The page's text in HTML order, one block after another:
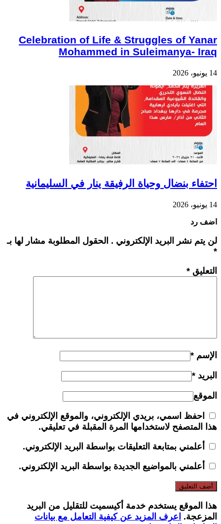
Celebration of Life & Struggles of Yanar
Mohammed in Suleimanya- Iraq
14 يونيو، 2026
احتفاء بنضال وحياة الرفيقة ينار في السليمانية
14 يونيو، 2026
اضف رد
لن يتم نشر البريد الإلكتروني . الحقول المطلوبة مشار لها بـ
*
التعليق *
الإسم *
البريد *
الموقع
احفظ اسمي، بريدي الإلكتروني، والموقع الإلكتروني في
هذا المتصفح لاستخدامها المرة المقبلة في تعليقي.
أعلمني بمتابعة التعليقات بواسطة البريد الإلكتروني.
أعلمني بالمواضيع الجديدة بواسطة البريد الإلكتروني.
هذا الموقع يستخدم خدمة أكيسميت للتقليل من البريد
المزعجة. اعرف المزيد عن كيفية التعامل مع بيانات